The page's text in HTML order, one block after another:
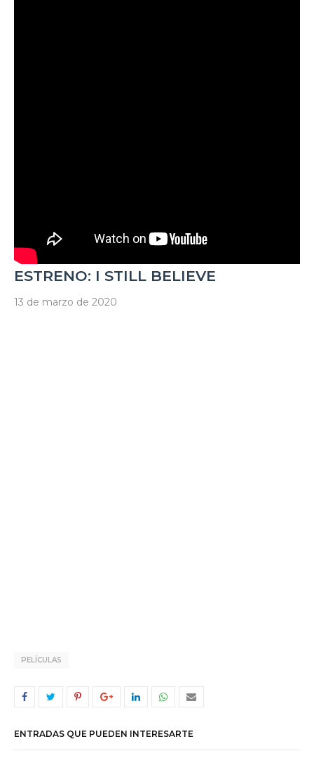
ESTRENO: I STILL BELIEVE
13 de marzo de 2020
PELÍCULAS
ENTRADAS QUE PUEDEN INTERESARTE